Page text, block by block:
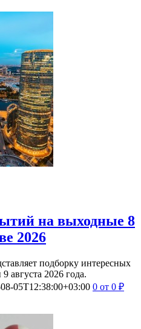
на выходные 8
2026
подборку интересных
августа 2026 года.
05T12:38:00+03:00 0 от 0 ₽